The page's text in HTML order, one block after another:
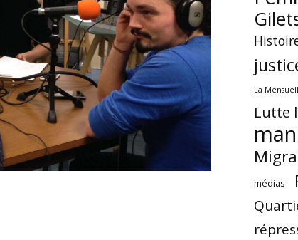
La
Lutte
médias